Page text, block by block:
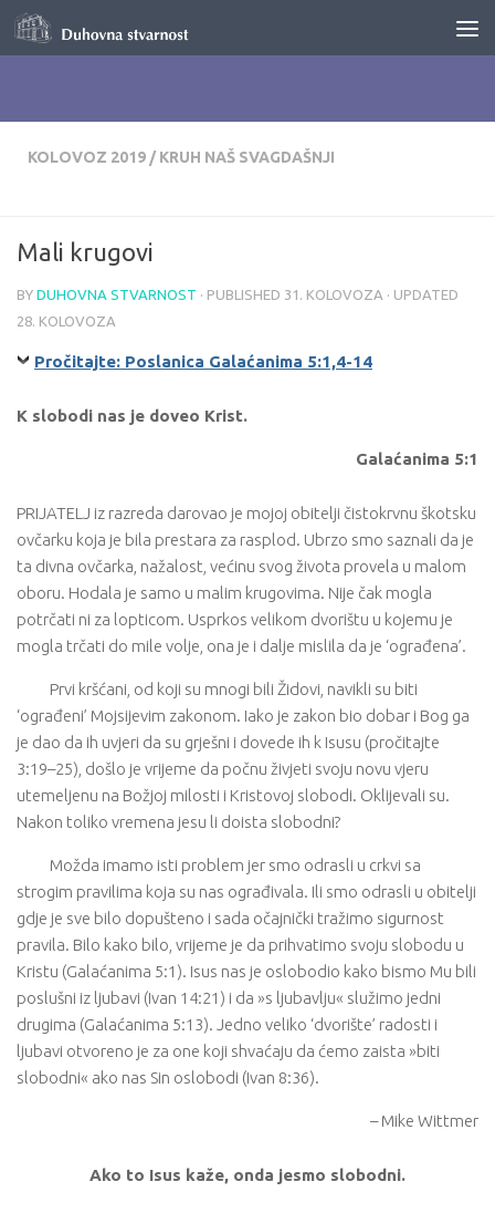
Skip to content
KOLOVOZ 2019 / KRUH NAŠ SVAGDAŠNJI
Mali krugovi
BY DUHOVNA STVARNOST · PUBLISHED 31. KOLOVOZA · UPDATED
28. KOLOVOZA
Pročitajte: Poslanica Galaćanima 5:1,4-14
K slobodi nas je doveo Krist.
Galaćanima 5:1
PRIJATELJ iz razreda darovao je mojoj obitelji čistokrvnu škotsku
ovčarku koja je bila prestara za rasplod. Ubrzo smo saznali da je
ta divna ovčarka, nažalost, većinu svog života provela u malom
oboru. Hodala je samo u malim krugovima. Nije čak mogla
potrčati ni za lopticom. Usprkos velikom dvorištu u kojemu je
mogla trčati do mile volje, ona je i dalje mislila da je ‘ograđena’.
Prvi kršćani, od koji su mnogi bili Židovi, navikli su biti
‘ograđeni’ Mojsijevim zakonom. Iako je zakon bio dobar i Bog ga
je dao da ih uvjeri da su grješni i dovede ih k Isusu (pročitajte
3:19–25), došlo je vrijeme da počnu živjeti svoju novu vjeru
utemeljenu na Božjoj milosti i Kristovoj slobodi. Oklijevali su.
Nakon toliko vremena jesu li doista slobodni?
Možda imamo isti problem jer smo odrasli u crkvi sa
strogim pravilima koja su nas ograđivala. Ili smo odrasli u obitelji
gdje je sve bilo dopušteno i sada očajnički tražimo sigurnost
pravila. Bilo kako bilo, vrijeme je da prihvatimo svoju slobodu u
Kristu (Galaćanima 5:1). Isus nas je oslobodio kako bismo Mu bili
poslušni iz ljubavi (Ivan 14:21) i da »s ljubavlju« služimo jedni
drugima (Galaćanima 5:13). Jedno veliko ‘dvorište’ radosti i
ljubavi otvoreno je za one koji shvaćaju da ćemo zaista »biti
slobodni« ako nas Sin oslobodi (Ivan 8:36).
– Mike Wittmer
Ako to Isus kaže, onda jesmo slobodni.